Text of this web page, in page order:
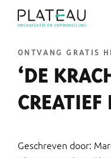
ONTVANG GRATIS
‘DE
CREATIEF
Geschreven door: